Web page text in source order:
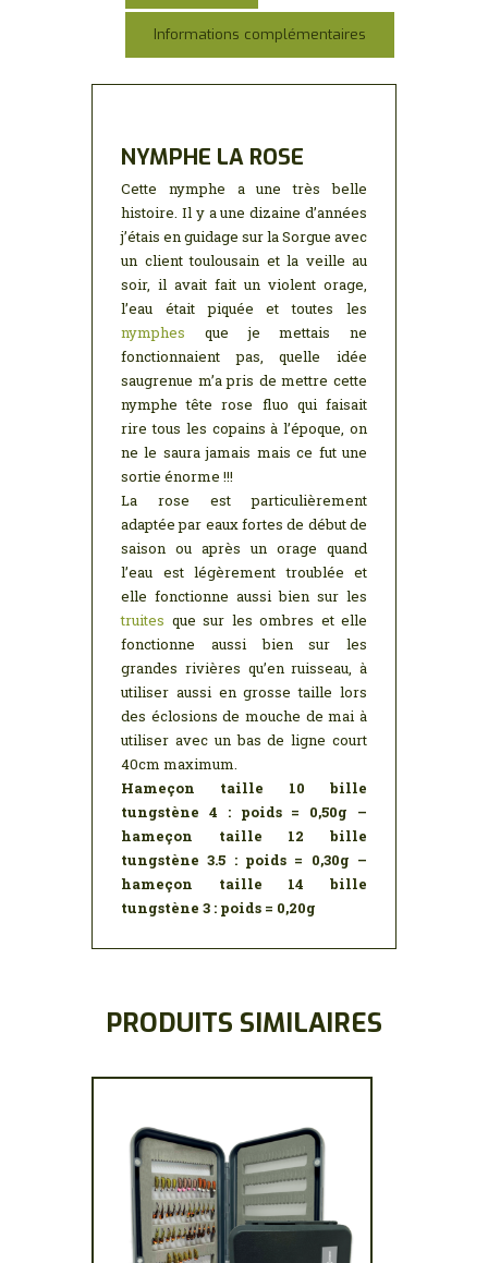
k p
Informations complémentaires
NYMPHE LA ROSE
Cette nymphe a une très belle
histoire. Il y a une dizaine d’années
j’étais en guidage sur la Sorgue avec
un client toulousain et la veille au
soir, il avait fait un violent orage,
l’eau était piquée et toutes les
nymphes que je mettais ne
fonctionnaient pas, quelle idée
saugrenue m’a pris de mettre cette
nymphe tête rose fluo qui faisait
rire tous les copains à l’époque, on
ne le saura jamais mais ce fut une
sortie énorme !!!
La rose est particulièrement
adaptée par eaux fortes de début de
saison ou après un orage quand
l’eau est légèrement troublée et
elle fonctionne aussi bien sur les
truites que sur les ombres et elle
fonctionne aussi bien sur les
grandes rivières qu’en ruisseau, à
utiliser aussi en grosse taille lors
des éclosions de mouche de mai à
utiliser avec un bas de ligne court
40cm maximum.
Hameçon taille 10 bille
tungstène 4 : poids = 0,50g –
hameçon taille 12 bille
tungstène 3.5 : poids = 0,30g –
hameçon taille 14 bille
tungstène 3 : poids = 0,20g
PRODUITS SIMILAIRES